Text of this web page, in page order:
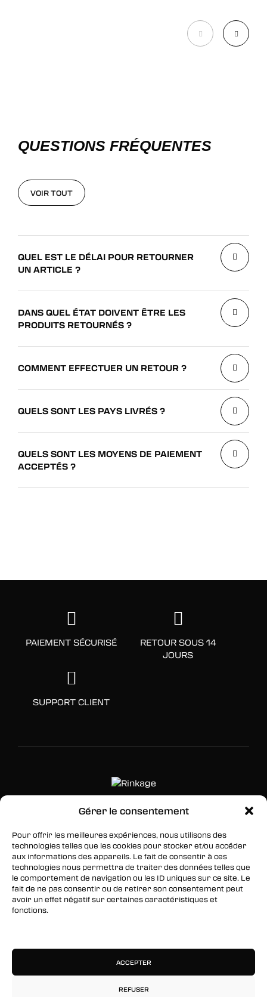
Gérer le consentement
Pour offrir les meilleures expériences, nous utilisons des
technologies telles que les cookies pour stocker et/ou accéder
aux informations des appareils. Le fait de consentir à ces
technologies nous permettra de traiter des données telles que
le comportement de navigation ou les ID uniques sur ce site. Le
fait de ne pas consentir ou de retirer son consentement peut
avoir un effet négatif sur certaines caractéristiques et
fonctions.
ACCEPTER
REFUSER
QUESTIONS FRÉQUENTES
VOIR TOUT
QUEL EST LE DÉLAI POUR RETOURNER
UN ARTICLE ?
DANS QUEL ÉTAT DOIVENT ÊTRE LES
PRODUITS RETOURNÉS ?
COMMENT EFFECTUER UN RETOUR ?
QUELS SONT LES PAYS LIVRÉS ?
QUELS SONT LES MOYENS DE PAIEMENT
ACCEPTÉS ?
PAIEMENT SÉCURISÉ
RETOUR SOUS 14
JOURS
SUPPORT CLIENT
Facebook
Twitter
Instagram
Inscrivez-vous à notre newsletter pour être les
premiers à être informés des nouveaux
arrivages, des ventes, du contenu exclusif, des
événements et plus encore !